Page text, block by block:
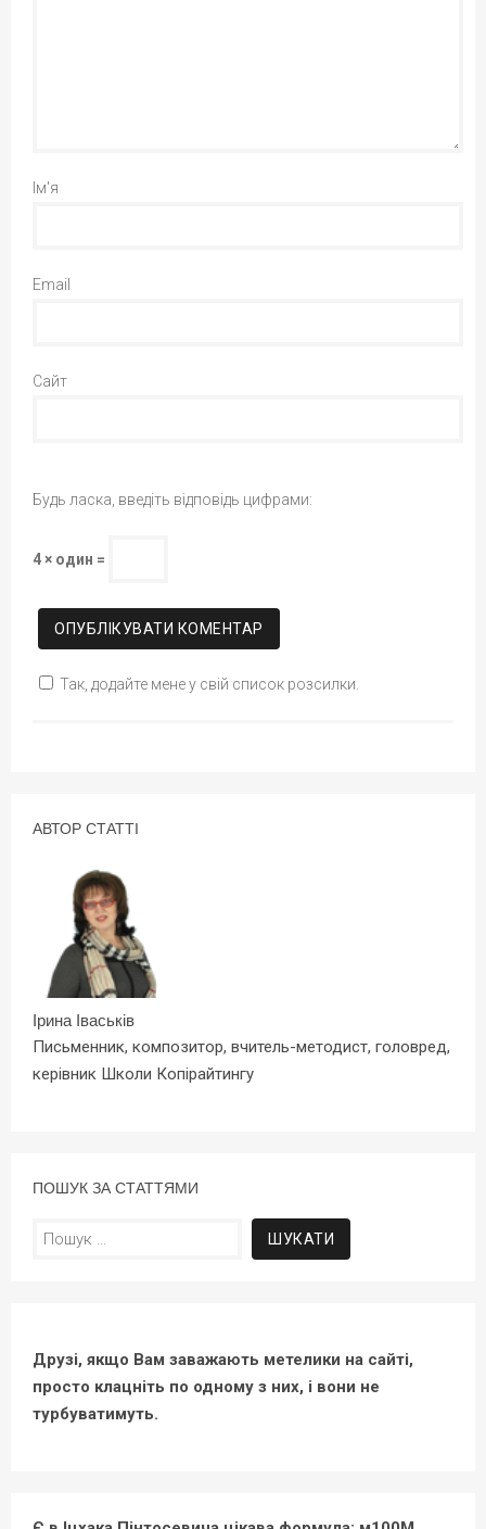
Ім'я
Email
Сайт
Будь ласка, введіть відповідь цифрами:
4 × один =
Так, додайте мене у свій список розсилки.
АВТОР СТАТТІ
Ірина Іваськів
Письменник, композитор, вчитель-методист, головред,
керівник Школи Копірайтингу
ПОШУК ЗА СТАТТЯМИ
Пошук:
Друзі, якщо Вам заважають метелики на сайті,
просто клацніть по одному з них, і вони не
турбуватимуть.